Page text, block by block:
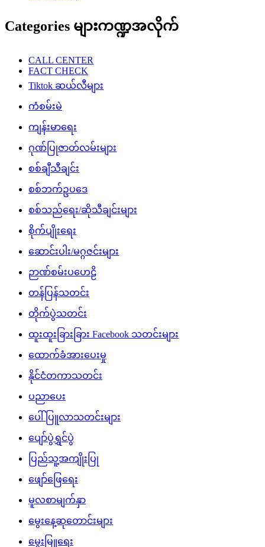
Categories များကဏ္ဍအလိုက်
CALL CENTER
FACT CHECK
Tiktok ဆယ်လီများ
ကံစမ်းမဲ
ကျန်းမာရေး
ဂုဏ်ပြုဇာတ်လမ်းများ
စစ်ချီသီချင်း
စစ်ဘက်ဥပဒေ
စစ်သည်ရေး/ဆိုသီချင်းများ
စိုက်ပျိုးရေး
ဆောင်းပါး/မဂ္ဂဇင်းများ
ဉာဏ်စမ်းပဟေဠိ
တန်ပြန်သတင်း
တိုက်ပွဲသတင်း
ထူးထူးခြားခြား Facebook သတင်းများ
ထောက်ခံအားပေးမှု
နိုင်ငံတကာသတင်း
ပညာပေး
ပေါ်ပြူလာသတင်းများ
ပျော်ပွဲရွှင်ပွဲ
ပြည်သူ့အကျိုးပြု
ဖျော်ဖြေရေး
မူလစာမျက်နှာ
မွေးနေ့ဆုတောင်းများ
မွေးမြူရေး